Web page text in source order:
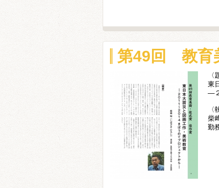
第49回 教育
〈
東
―
〈
柴
勤